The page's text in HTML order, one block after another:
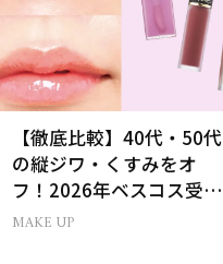
【徹底比較】40代・50代
の縦ジワ・くすみをオ
フ！2026年ベスコス受賞
リキッドルージュ3選
MAKE UP